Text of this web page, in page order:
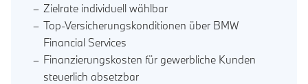
Zielrate individuell wählbar
Top-Versicherungskonditionen über BMW
Financial Services
Finanzierungskosten für gewerbliche Kunden
steuerlich absetzbar